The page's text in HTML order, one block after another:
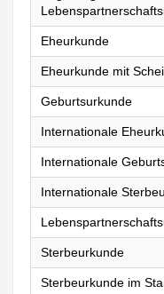
Eheurkunde
Eheurkunde mit
Geburtsurkunde
Internationale
Internationale
Internationale
Sterbeurkunde
Sterbeurkunde im